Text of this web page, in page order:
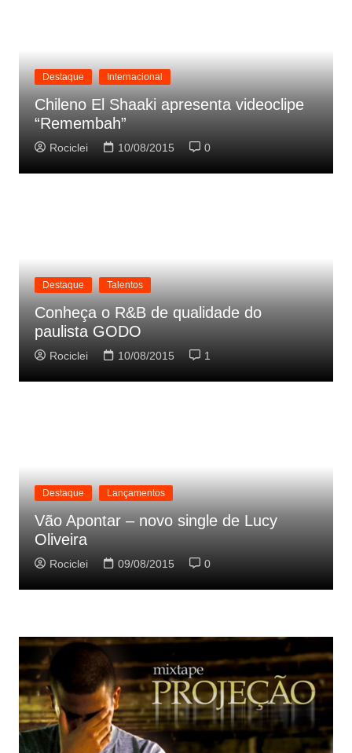
Destaque Internacional
Chileno El Shaaki apresenta videoclipe
“Remembah”
Rociclei 10/08/2015 0
Destaque Talentos
Conheça o R&B de qualidade do
paulista GODO
Rociclei 10/08/2015 1
Destaque Lançamentos
Vão Apontar – novo single de Lucy
Oliveira
Rociclei 09/08/2015 0